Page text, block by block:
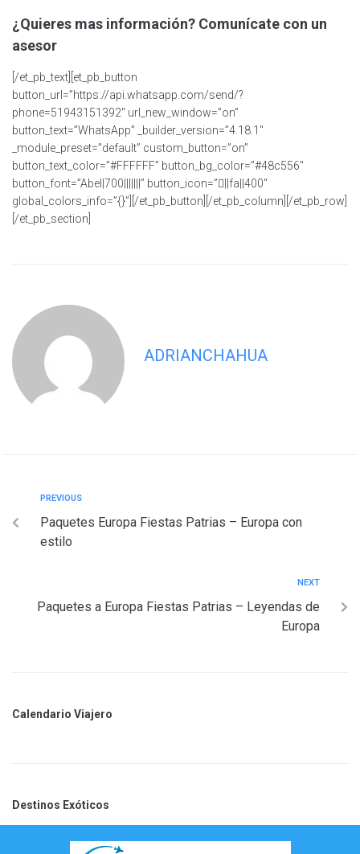
¿Quieres mas información? Comunícate con un
asesor
[/et_pb_text][et_pb_button
button_url=”https://api.whatsapp.com/send/?
phone=51943151392″ url_new_window=”on”
button_text=”WhatsApp” _builder_version=”4.18.1″
_module_preset=”default” custom_button=”on”
button_text_color=”#FFFFFF” button_bg_color=”#48c556″
button_font=”Abel|700|||||||” button_icon=”||fa||400″
global_colors_info=”{}”][/et_pb_button][/et_pb_column][/et_pb_row]
[/et_pb_section]
ADRIANCHAHUA
PREVIOUS
Paquetes Europa Fiestas Patrias – Europa con
estilo
NEXT
Paquetes a Europa Fiestas Patrias – Leyendas de
Europa
Calendario Viajero
Destinos Exóticos